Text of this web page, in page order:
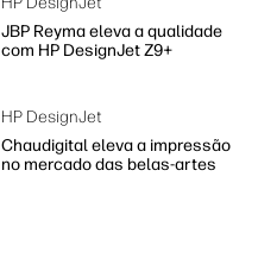
JBP Reyma eleva a qualidade
com HP DesignJet Z9+
HP DesignJet
Chaudigital eleva a impressão
no mercado das belas-artes